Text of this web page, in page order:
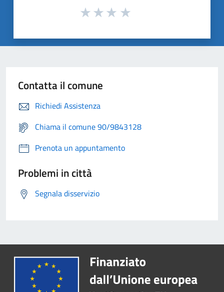
Contatta il comune
Richiedi Assistenza
Chiama il comune 90/9843128
Prenota un appuntamento
Problemi in città
Segnala disservizio